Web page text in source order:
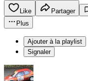
Like Partager
Plus
Ajouter à la playlist
Signaler